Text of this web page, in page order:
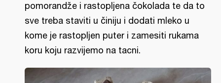
pomorandže i rastopljena čokolada te da to
sve treba staviti u činiju i dodati mleko u
kome je rastopljen puter i zamesiti rukama
koru koju razvijemo na tacni.